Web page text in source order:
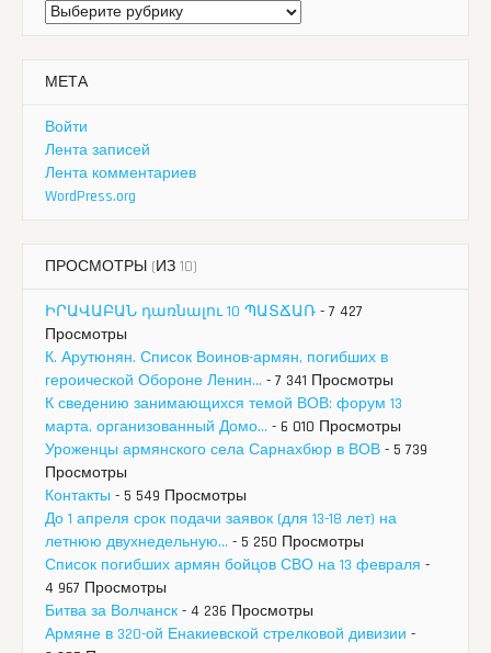
Рубрики
МЕТА
Войти
Лента записей
Лента комментариев
WordPress.org
ПРОСМОТРЫ (ИЗ 10)
ԻՐԱՎԱԲԱՆ դառնալու 10 ՊԱՏՃԱՌ - 7 427
Просмотры
К. Арутюнян. Список Воинов-армян, погибших в
героической Обороне Ленин... - 7 341 Просмотры
К сведению занимающихся темой ВОВ: форум 13
марта, организованный Домо... - 6 010 Просмотры
Уроженцы армянского села Сарнахбюр в ВОВ - 5 739
Просмотры
Контакты - 5 549 Просмотры
До 1 апреля срок подачи заявок (для 13-18 лет) на
летнюю двухнедельную... - 5 250 Просмотры
Список погибших армян бойцов СВО на 13 февраля -
4 967 Просмотры
Битва за Волчанск - 4 236 Просмотры
Армяне в 320-ой Енакиевской стрелковой дивизии -